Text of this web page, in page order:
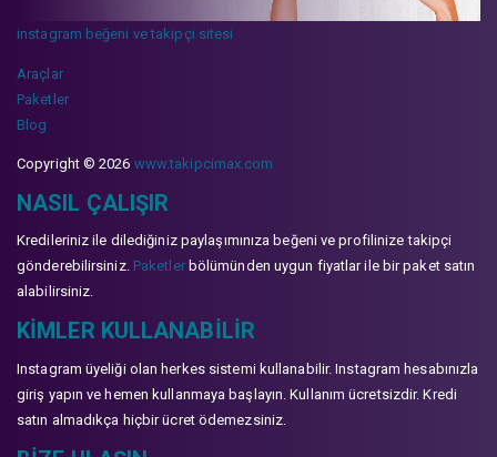
instagram beğeni ve takipçi sitesi
Araçlar
Paketler
Blog
Copyright © 2026 www.takipcimax.com
NASIL ÇALIŞIR
Kredileriniz ile dilediğiniz paylaşımınıza beğeni ve profilinize takipçi
gönderebilirsiniz. Paketlerbölümünden uygun fiyatlar ile bir paket satın
alabilirsiniz.
KIMLER KULLANABILIR
Instagram üyeliği olan herkes sistemi kullanabilir. Instagram hesabınızla
giriş yapın ve hemen kullanmaya başlayın. Kullanım ücretsizdir. Kredi
satın almadıkça hiçbir ücret ödemezsiniz.